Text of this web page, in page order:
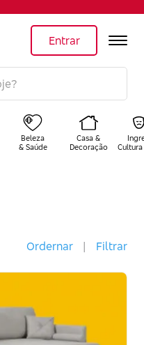
Entrar
Beleza
& Saúde
Casa &
Decoração
Ordernar | Filtrar